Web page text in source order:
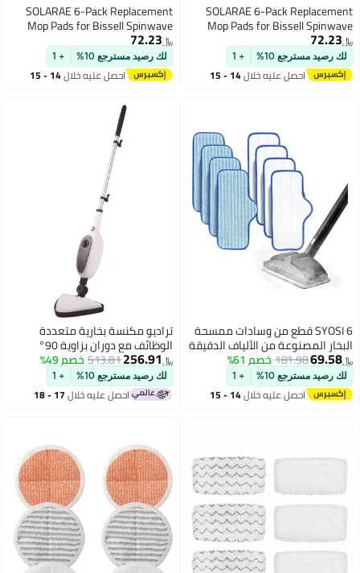
SOLARAE 6-Pack Replacement
Mop Pads for Bissell Spinwave
Models 2124, 2039A, 2307,
23157, 20391, 20399 -
Compatible Electric Hard Floor Mop
Pads (White, Orange, Off-White
﷼‏72.23
لك رصيد مسترجع 10% + 1
احصل عليه خلال 14 - 15
SOLARAE 6-Pack Replacement
Mop Pads for Bissell Spinwave
Models 2124, 2039A, 2307,
23157, 20391, 20399 -
Compatible Electric Hard Floor Mop
Pads (White, Orange, Off-White
﷼‏72.23
لك رصيد مسترجع 10% + 1
احصل عليه خلال 14 - 15
SYOSI 6 قطع من وسادات ممسحة
البخار المصنوعة من الألياف الدقيقة
لمنظف البخار Dupray Neat، قابلة
لإعادة الاستخدام وقابلة للغسل في
الغسالة، مصممة للأسطح المتعددة
لتنظيف الأرضيات الخشبية والبلاط
﷼‏69.58
181.98خصم 61%
لك رصيد مسترجع 10% + 1
احصل عليه خلال 14 - 15
تراديو مكنسة بخارية متعددة
الوظائف مع دوران بزاوية 90°
وحركة جانبية 180°، 10 ملحقات
لتنظيف، باللون الأبيض
﷼‏256.91
513.81خصم 49%
لك رصيد مسترجع 10% + 1
احصل عليه خلال 17 - 18